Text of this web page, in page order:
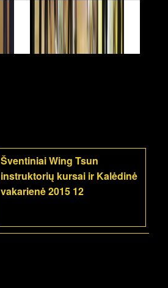
Šventiniai Wing Tsun
instruktorių kursai ir Kalėdinė
vakarienė 2015 12